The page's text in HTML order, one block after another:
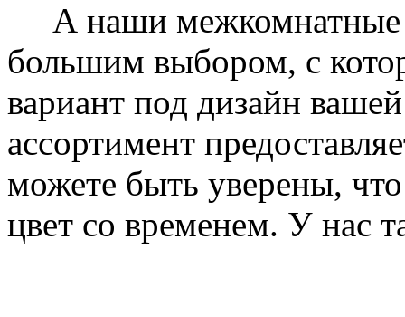
А наши межкомнатные
большим выбором, с
вариант под дизайн
ассортимент
можете быть уверены,
цвет со временем. У нас